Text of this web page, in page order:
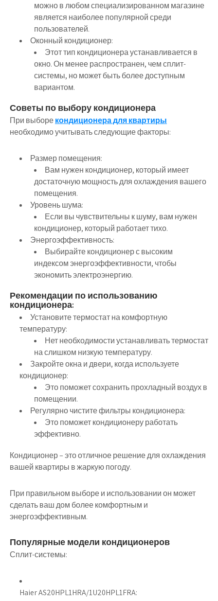
можно в любом специализированном магазине
является наиболее популярной среди
пользователей.
Оконный кондиционер:
Этот тип кондиционера устанавливается в
окно. Он менее распространен, чем сплит-
системы, но может быть более доступным
вариантом.
Советы по выбору кондиционера
При выборекондиционера для квартиры
необходимо учитывать следующие факторы:
Размер помещения:
Вам нужен кондиционер, который имеет
достаточную мощность для охлаждения вашего
помещения.
Уровень шума:
Если вы чувствительны к шуму, вам нужен
кондиционер, который работает тихо.
Энергоэффективность:
Выбирайте кондиционер с высоким
индексом энергоэффективности, чтобы
экономить электроэнергию.
Рекомендации по использованию
кондиционера:
Установите термостат на комфортную
температуру:
Нет необходимости устанавливать термостат
на слишком низкую температуру.
Закройте окна и двери, когда используете
кондиционер:
Это поможет сохранить прохладный воздух в
помещении.
Регулярно чистите фильтры кондиционера:
Это поможет кондиционеру работать
эффективно.
Кондиционер – это отличное решение для охлаждения
вашей квартиры в жаркую погоду.
При правильном выборе и использовании он может
сделать ваш дом более комфортным и
энергоэффективным.
Популярные модели кондиционеров
Сплит-системы:
Haier AS20HPL1HRA/1U20HPL1FRA: